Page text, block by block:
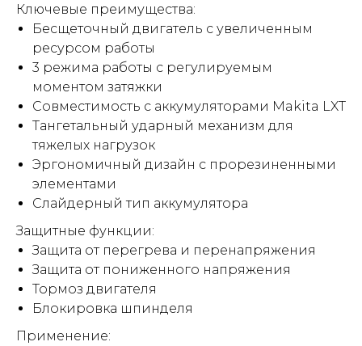
Ключевые преимущества:
Бесщеточный двигатель с увеличенным
ресурсом работы
3 режима работы с регулируемым
моментом затяжки
Совместимость с аккумуляторами Makita LXT
Тангетальный ударный механизм для
тяжелых нагрузок
Эргономичный дизайн с прорезиненными
элементами
Слайдерный тип аккумулятора
Защитные функции:
Защита от перегрева и перенапряжения
Защита от пониженного напряжения
Тормоз двигателя
Блокировка шпинделя
Применение: